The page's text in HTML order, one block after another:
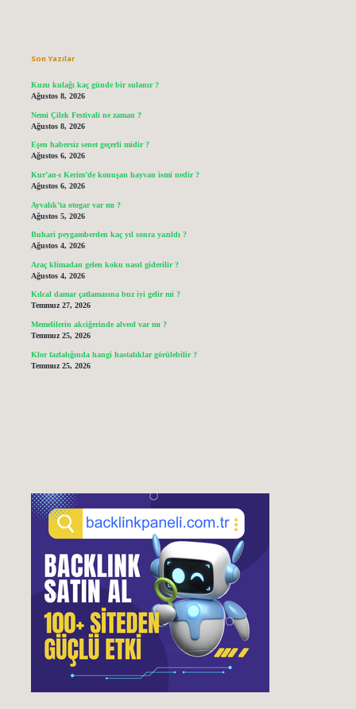
Son Yazılar
Kuzu kulağı kaç günde bir sulanır ?
Ağustos 8, 2026
Nemi Çilek Festivali ne zaman ?
Ağustos 8, 2026
Eşen habersiz senet geçerli midir ?
Ağustos 6, 2026
Kur’an-ı Kerim’de konuşan hayvan ismi nedir ?
Ağustos 6, 2026
Ayvalık’ta otogar var mı ?
Ağustos 5, 2026
Buhari peygamberden kaç yıl sonra yazıldı ?
Ağustos 4, 2026
Araç klimadan gelen koku nasıl giderilir ?
Ağustos 4, 2026
Kılcal damar çatlamasına buz iyi gelir mi ?
Temmuz 27, 2026
Memelilerin akciğerinde alveol var mı ?
Temmuz 25, 2026
Klor fazlalığında hangi hastalıklar görülebilir ?
Temmuz 25, 2026